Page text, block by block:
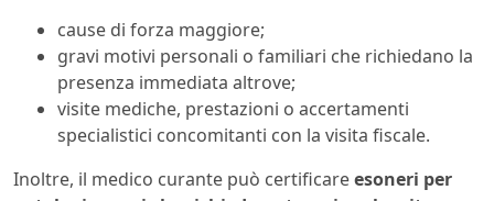
cause di forza maggiore;
gravi motivi personali o familiari che richiedano la
presenza immediata altrove;
visite mediche, prestazioni o accertamenti
specialistici concomitanti con la visita fiscale.
Inoltre, il medico curante può certificareesoneri per